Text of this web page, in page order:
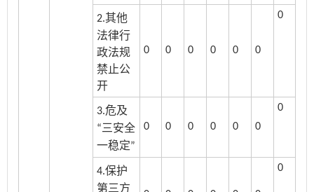
2.其他
法律行
政法规
禁止公
开
0 0 0 0 0 0
0
3.危及
“三安全
一稳定”
0 0 0 0 0 0
0
4.保护
第三方
0